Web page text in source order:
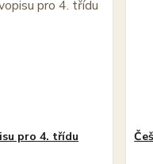
pro 4. třídu